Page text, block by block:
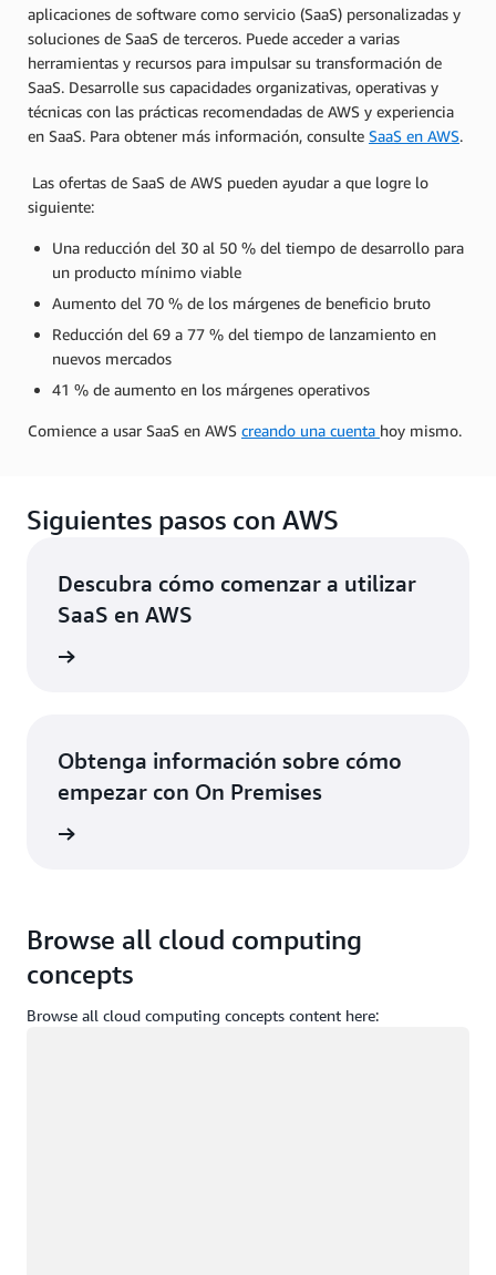
aplicaciones de software como servicio (SaaS) personalizadas y
soluciones de SaaS de terceros. Puede acceder a varias
herramientas y recursos para impulsar su transformación de
SaaS. Desarrolle sus capacidades organizativas, operativas y
técnicas con las prácticas recomendadas de AWS y experiencia
en SaaS. Para obtener más información, consulte SaaS en AWS.
Las ofertas de SaaS de AWS pueden ayudar a que logre lo
siguiente:
Una reducción del 30 al 50 % del tiempo de desarrollo para
un producto mínimo viable
Aumento del 70 % de los márgenes de beneficio bruto
Reducción del 69 a 77 % del tiempo de lanzamiento en
nuevos mercados
41 % de aumento en los márgenes operativos
Comience a usar SaaS en AWS creando una cuenta hoy mismo.
Siguientes pasos con AWS
Descubra cómo comenzar a utilizar
SaaS en AWS
Obtenga información sobre cómo
empezar con On Premises
Browse all cloud computing
concepts
Browse all cloud computing concepts content here: